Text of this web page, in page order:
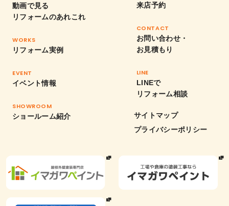
動画で見る
リフォームのあれこれ
WORKS
リフォーム実例
EVENT
イベント情報
SHOWROOM
ショールーム紹介
来店予約
CONTACT
お問い合わせ・
お見積もり
LINE
LINEで
リフォーム相談
サイトマップ
プライバシーポリシー